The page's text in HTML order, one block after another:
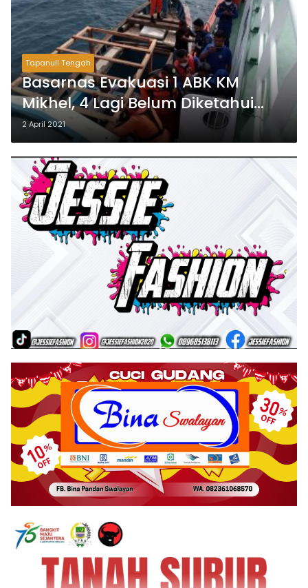
Tapanuli Tengah
Basarnas Evakuasi 1 ABK KM
Mikhel, 4 Lagi Belum Diketahui
Nasibnya
2 April 2021